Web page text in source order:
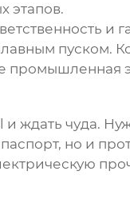
этапов.
и
пуском.
промышленная
ждать чуда.
но и